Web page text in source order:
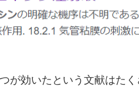
が効いたという文献はた